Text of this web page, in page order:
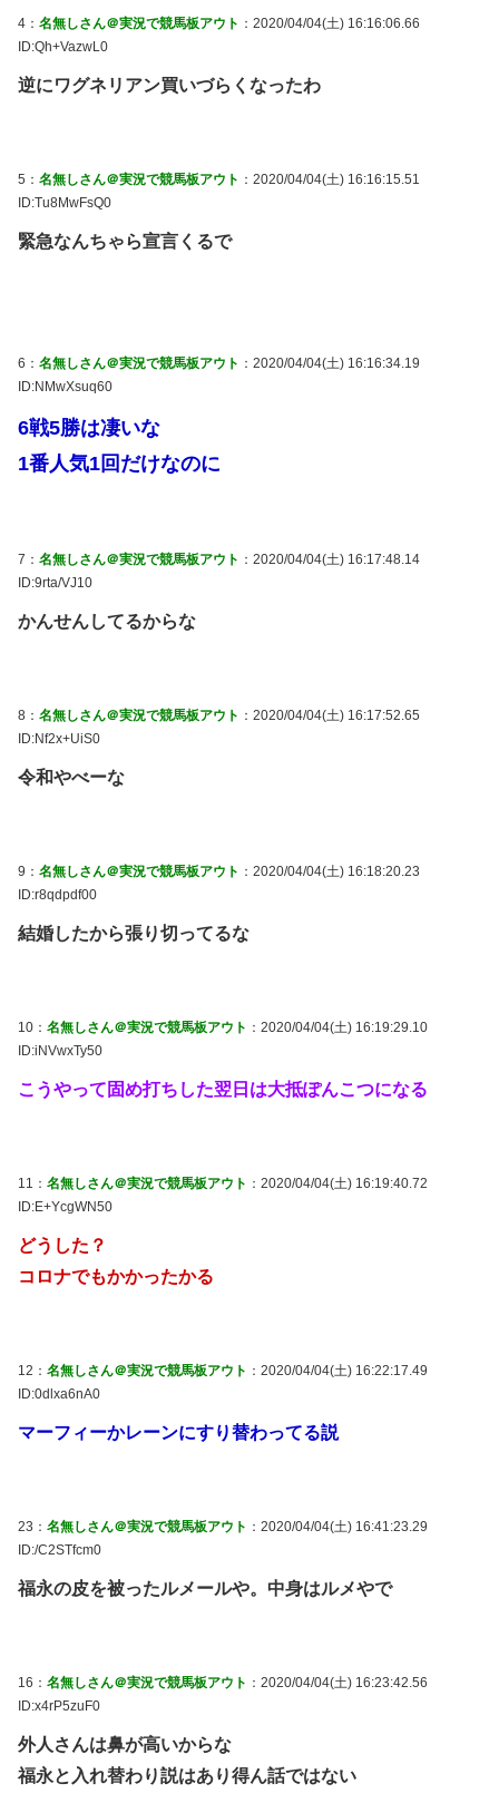
4： 名無しさん＠実況で競馬板アウト ：2020/04/04(土) 16:16:06.66
ID:Qh+VazwL0
逆にワグネリアン買いづらくなったわ
5： 名無しさん＠実況で競馬板アウト ：2020/04/04(土) 16:16:15.51
ID:Tu8MwFsQ0
緊急なんちゃら宣言くるで
6： 名無しさん＠実況で競馬板アウト ：2020/04/04(土) 16:16:34.19
ID:NMwXsuq60
6戦5勝は凄いな
1番人気1回だけなのに
7： 名無しさん＠実況で競馬板アウト ：2020/04/04(土) 16:17:48.14
ID:9rta/VJ10
かんせんしてるからな
8： 名無しさん＠実況で競馬板アウト ：2020/04/04(土) 16:17:52.65
ID:Nf2x+UiS0
令和やべーな
9： 名無しさん＠実況で競馬板アウト ：2020/04/04(土) 16:18:20.23
ID:r8qdpdf00
結婚したから張り切ってるな
10： 名無しさん＠実況で競馬板アウト ：2020/04/04(土) 16:19:29.10
ID:iNVwxTy50
こうやって固め打ちした翌日は大抵ぽんこつになる
11： 名無しさん＠実況で競馬板アウト ：2020/04/04(土) 16:19:40.72
ID:E+YcgWN50
どうした？
コロナでもかかったかる
12： 名無しさん＠実況で競馬板アウト ：2020/04/04(土) 16:22:17.49
ID:0dlxa6nA0
マーフィーかレーンにすり替わってる説
23： 名無しさん＠実況で競馬板アウト ：2020/04/04(土) 16:41:23.29
ID:/C2STfcm0
福永の皮を被ったルメールや。中身はルメやで
16： 名無しさん＠実況で競馬板アウト ：2020/04/04(土) 16:23:42.56
ID:x4rP5zuF0
外人さんは鼻が高いからな
福永と入れ替わり説はあり得ん話ではない